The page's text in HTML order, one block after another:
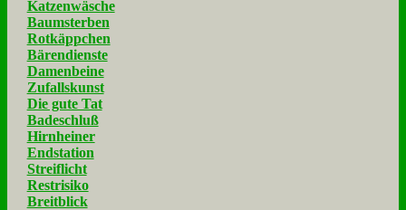
Katzenwäsche
Baumsterben
Rotkäppchen
Bärendienste
Damenbeine
Zufallskunst
Die gute Tat
Badeschluß
Hirnheiner
Endstation
Streiflicht
Restrisiko
Breitblick